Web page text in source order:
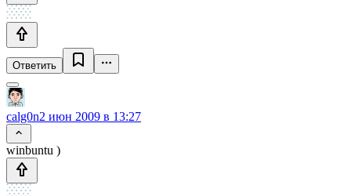
Ответить
calg0n2 июн 2009 в 13:27
winbuntu )